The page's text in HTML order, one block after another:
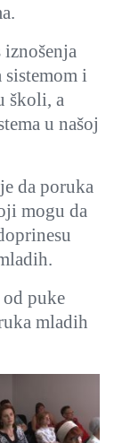
iznošenja
sistemom i
školi, a
u našoj
da poruka
mogu da
puke
mladih